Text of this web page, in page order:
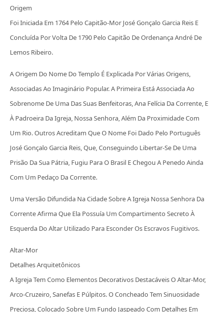
Origem
Foi Iniciada Em 1764 Pelo Capitão-Mor José Gonçalo Garcia Reis E
Concluída Por Volta De 1790 Pelo Capitão De Ordenança André De
Lemos Ribeiro.
A Origem Do Nome Do Templo É Explicada Por Várias Origens,
Associadas Ao Imaginário Popular. A Primeira Está Associada Ao
Sobrenome De Uma Das Suas Benfeitoras, Ana Felícia Da Corrente, E
À Padroeira Da Igreja, Nossa Senhora, Além Da Proximidade Com
Um Rio. Outros Acreditam Que O Nome Foi Dado Pelo Português
José Gonçalo Garcia Reis, Que, Conseguindo Libertar-Se De Uma
Prisão Da Sua Pátria, Fugiu Para O Brasil E Chegou A Penedo Ainda
Com Um Pedaço Da Corrente.
Uma Versão Difundida Na Cidade Sobre A Igreja Nossa Senhora Da
Corrente Afirma Que Ela Possuía Um Compartimento Secreto À
Esquerda Do Altar Utilizado Para Esconder Os Escravos Fugitivos.
Altar-Mor
Detalhes Arquitetônicos
A Igreja Tem Como Elementos Decorativos Destacáveis O Altar-Mor,
Arco-Cruzeiro, Sanefas E Púlpitos. O Concheado Tem Sinuosidade
Preciosa, Colocado Sobre Um Fundo Jaspeado Com Detalhes Em